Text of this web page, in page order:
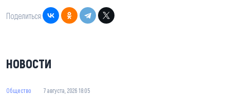
Поделиться:
НОВОСТИ
Общество 7 августа, 2026 18:05